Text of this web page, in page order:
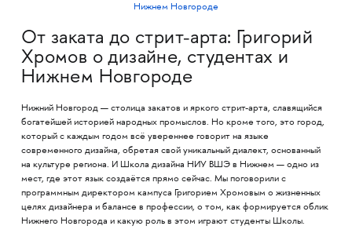
От заката до стрит-арта: Григорий
Хромов о дизайне, студентах и
Нижнем Новгороде
Нижний Новгород — столица закатов и яркого стрит-арта, славящийся
богатейшей историей народных промыслов. Но кроме того, это город,
который с каждым годом всё увереннее говорит на языке
современного дизайна, обретая свой уникальный диалект, основанный
на культуре региона. И Школа дизайна НИУ ВШЭ в Нижнем — одно из
мест, где этот язык создаётся прямо сейчас. Мы поговорили с
программным директором кампуса Григорием Хромовым о жизненных
целях дизайнера и балансе в профессии, о том, как формируется облик
Нижнего Новгорода и какую роль в этом играют студенты Школы.